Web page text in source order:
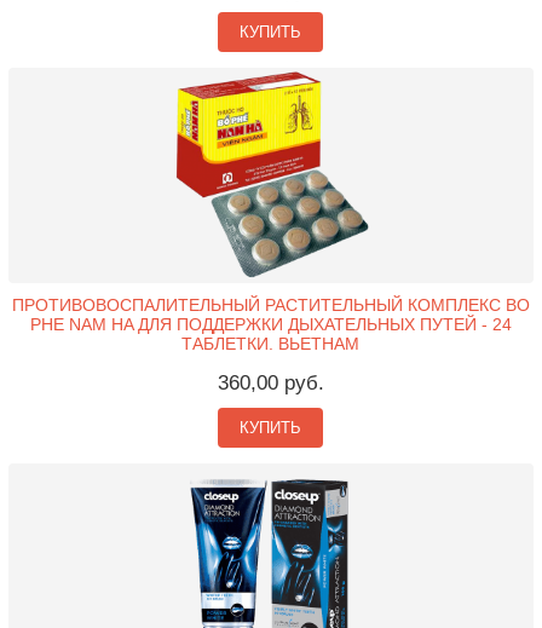
КУПИТЬ
ПРОТИВОВОСПАЛИТЕЛЬНЫЙ РАСТИТЕЛЬНЫЙ КОМПЛЕКС BO
PHE NAM HA ДЛЯ ПОДДЕРЖКИ ДЫХАТЕЛЬНЫХ ПУТЕЙ - 24
ТАБЛЕТКИ. ВЬЕТНАМ
360,00 руб.
КУПИТЬ